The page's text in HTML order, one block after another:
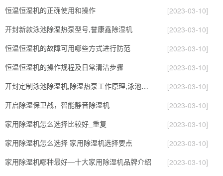
恒温恒湿机的正确使用和操作
[2023-03-10]
开封新款泳池除湿热泵型号,誉康鑫除湿机
[2023-03-10]
恒温恒湿机的故障可用哪些方式进行防范
[2023-03-10]
恒温恒湿机的操作规程及日常清洁步骤
[2023-03-10]
开封定制泳池除湿机,除湿热泵工作原理,泳池除湿设备
[2023-03-10]
开启除湿保卫战，智能静音除湿机
[2023-03-10]
家用除湿机怎么选择比较好_重复
[2023-03-10]
家用除湿机怎么选择 家用除湿机选择要点
[2023-03-10]
家用除湿机哪种最好—十大家用除湿机品牌介绍
[2023-03-10]